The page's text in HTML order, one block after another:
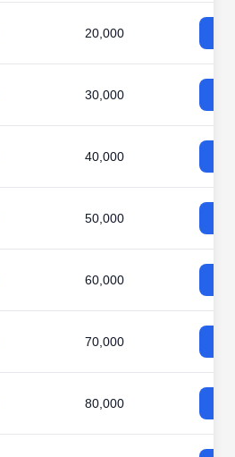
20,000
30,000
40,000
50,000
60,000
70,000
80,000